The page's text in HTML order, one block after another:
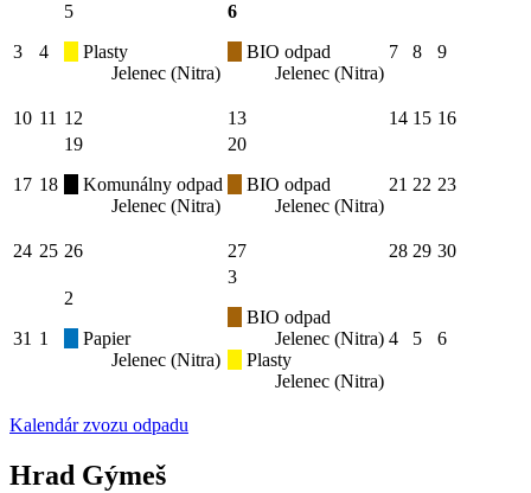
3 4
5
Plasty
Jelenec (Nitra)
6
BIO odpad
Jelenec (Nitra)
7 8 9
10 11 12 13 14 15 16
17 18
19
Komunálny odpad
Jelenec (Nitra)
20
BIO odpad
Jelenec (Nitra)
21 22 23
24 25 26 27 28 29 30
31 1
2
Papier
Jelenec (Nitra)
3
BIO odpad
Jelenec (Nitra)
Plasty
Jelenec (Nitra)
4 5 6
Kalendár zvozu odpadu
Hrad Gýmeš